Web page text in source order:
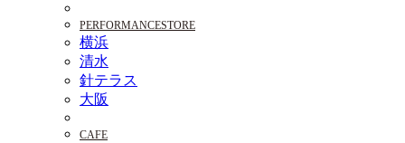
PERFORMANCESTORE
横浜
清水
針テラス
大阪
CAFE